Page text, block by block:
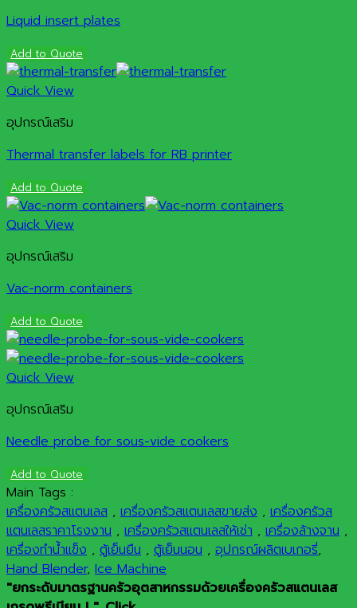
Liquid insert plates
Add to Quote
Quick View
อุปกรณ์เสริม
Thermal transfer labels for RB printer
Add to Quote
Quick View
อุปกรณ์เสริม
Vac-norm containers
Add to Quote
Quick View
อุปกรณ์เสริม
Needle probe for sous-vide cookers
Add to Quote
Main Tags :
เครื่องครัวสแตนเลส , เครื่องครัวสแตนเลสขายส่ง , เครื่องครัวส
แตนเลสราคาโรงงาน , เครื่องครัวสแตนเลสให้เช่า , เครื่องล้างจาน ,
เครื่องทำน้ำแข็ง , ตู้เย็นยืน , ตู้เย็นนอน , อุปกรณ์ผลิตเบเกอรี่,
Hand Blender, Ice Machine
"ยกระดับมาตรฐานครัวอุตสาหกรรมด้วยเครื่องครัวสแตนเลส